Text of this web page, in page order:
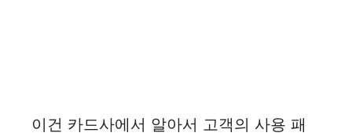
이건 카드사에서 알아서 고객의 사용 패